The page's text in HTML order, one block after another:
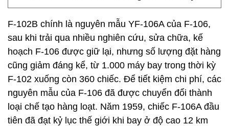
F-102B chính là nguyên mẫu YF-106A của F-106,
sau khi trải qua nhiều nghiên cứu, sửa chữa, kế
hoạch F-106 được giữ lại, nhưng số lượng đặt hàng
cũng giảm đáng kể, từ 1.000 máy bay trong thời kỳ
F-102 xuống còn 360 chiếc. Để tiết kiệm chi phí, các
nguyên mẫu của F-106 đã được chuyển đổi thành
loại chế tạo hàng loạt. Năm 1959, chiếc F-106A đầu
tiên đã đạt kỷ lục thế giới khi bay ở độ cao 12 km